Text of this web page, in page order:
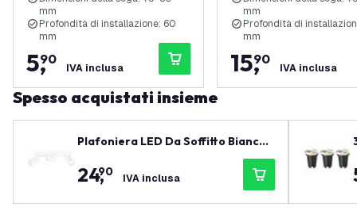
mm
Profondità di installazione: 60
mm
5,
90
IVA inclusa
mm
Profondità di
mm
15,
90
IVA inclusa
Spesso acquistati insieme
Plafoniera LED Da Soffitto Bianca
Trio - Orientabili - Attacco GU10
24,
90 IVA inclusa